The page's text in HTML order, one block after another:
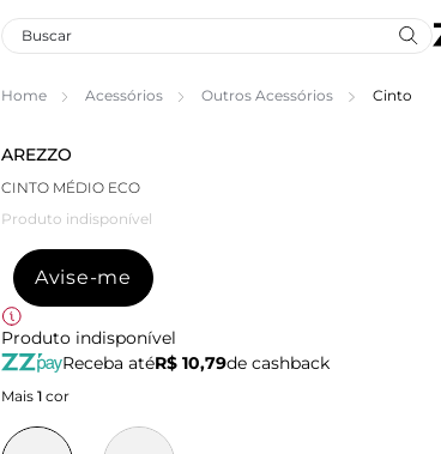
Home Acessórios Outros Acessórios Cinto
AREZZO
CINTO MÉDIO ECO
Produto indisponível
Avise-me
Produto indisponível
Receba atéR$ 10,79de cashback
Mais 1 cor